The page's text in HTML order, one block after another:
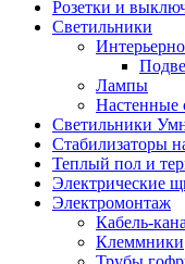
Розетки и
Светильники
Лампы
Настенные
Светильники
Стабилизаторы
Теплый пол и
Электрические
Электромонтаж
Кабель-
Клеммники